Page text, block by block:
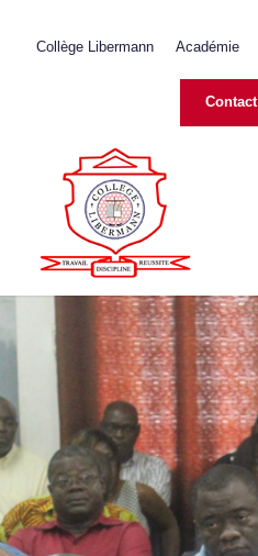
Collège Libermann
Académie
Contact